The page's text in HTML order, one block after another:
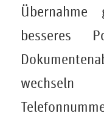
besseres